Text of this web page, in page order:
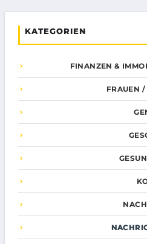
KATEGORIEN
FINANZEN &
FRAUEN /